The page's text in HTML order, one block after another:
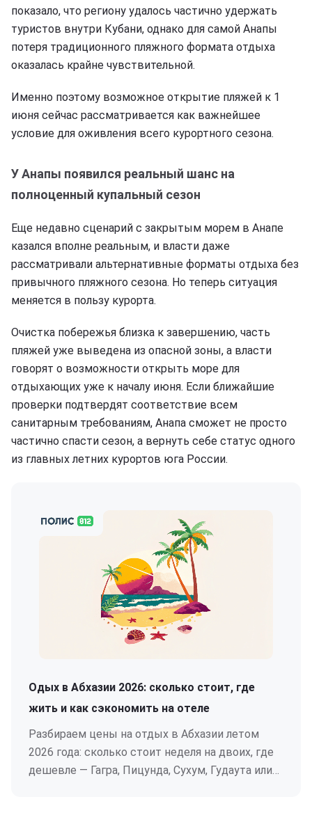
показало, что региону удалось частично удержать
туристов внутри Кубани, однако для самой Анапы
потеря традиционного пляжного формата отдыха
оказалась крайне чувствительной.
Именно поэтому возможное открытие пляжей к 1
июня сейчас рассматривается как важнейшее
условие для оживления всего курортного сезона.
У Анапы появился реальный шанс на
полноценный купальный сезон
Еще недавно сценарий с закрытым морем в Анапе
казался вполне реальным, и власти даже
рассматривали альтернативные форматы отдыха без
привычного пляжного сезона. Но теперь ситуация
меняется в пользу курорта.
Очистка побережья близка к завершению, часть
пляжей уже выведена из опасной зоны, а власти
говорят о возможности открыть море для
отдыхающих уже к началу июня. Если ближайшие
проверки подтвердят соответствие всем
санитарным требованиям, Анапа сможет не просто
частично спасти сезон, а вернуть себе статус одного
из главных летних курортов юга России.
Одых в Абхазии 2026: сколько стоит, где
жить и как сэкономить на отеле
Разбираем цены на отдых в Абхазии летом
2026 года: сколько стоит неделя на двоих, где
дешевле — Гагра, Пицунда, Сухум, Гудаута или